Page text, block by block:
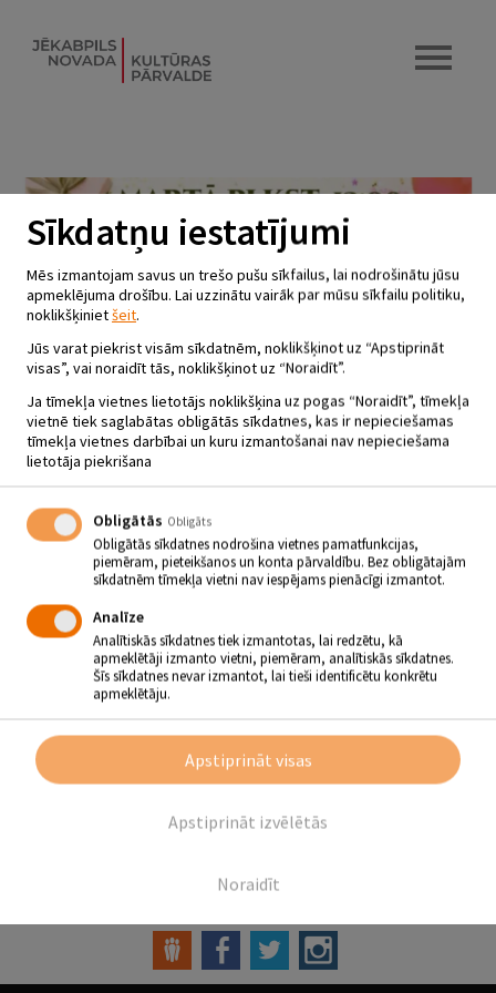
MUZIKĀLA IZRĀDE BĒRNIEM
“ŠODIEN LABI CIEMOTIES”
04.03.2024 - plkst.13.00
Rubenes Tautas nams
04.03. plkst. 13.00
Muzikāla izrāde bērniem “Šodien labi ciemoties”
Viesojas “Burbuļciems”
Sīkdatņu iestatījumi
Mēs izmantojam savus un trešo pušu sīkfailus, lai nodrošinātu jūsu
apmeklējuma drošību. Lai uzzinātu vairāk par mūsu sīkfailu politiku,
noklikšķinietšeit.
Jūs varat piekrist visām sīkdatnēm, noklikšķinot uz “Apstiprināt
visas”, vai noraidīt tās, noklikšķinot uz “Noraidīt”.
Ja tīmekļa vietnes lietotājs noklikšķina uz pogas “Noraidīt”, tīmekļa
vietnē tiek saglabātas obligātās sīkdatnes, kas ir nepieciešamas
tīmekļa vietnes darbībai un kuru izmantošanai nav nepieciešama
lietotāja piekrišana
Obligātās Obligāts
Obligātās sīkdatnes nodrošina vietnes pamatfunkcijas,
piemēram, pieteikšanos un konta pārvaldību. Bez obligātajām
sīkdatnēm tīmekļa vietni nav iespējams pienācīgi izmantot.
Analīze
Analītiskās sīkdatnes tiek izmantotas, lai redzētu, kā
apmeklētāji izmanto vietni, piemēram, analītiskās sīkdatnes.
Šīs sīkdatnes nevar izmantot, lai tieši identificētu konkrētu
apmeklētāju.
Noraidīt
Apstiprināt izvēlētās
Apstiprināt visas